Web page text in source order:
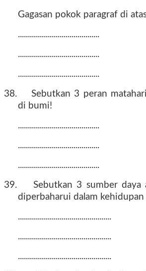
Gagasan pokok paragraf di
.........................................
.........................................
.........................................
38.
Sebutkan 3 peran
di bumi!
.........................................
.........................................
.........................................
39.
Sebutkan 3 sumber daya
diperbaharui dalam kehidupan
...............................................
...............................................
...............................................